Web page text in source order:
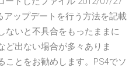
アップデートを行う方法を記載
ないと不具合をもったままに
ど出ない場合が多々ありま
ことをお勧めします。PS4でソ